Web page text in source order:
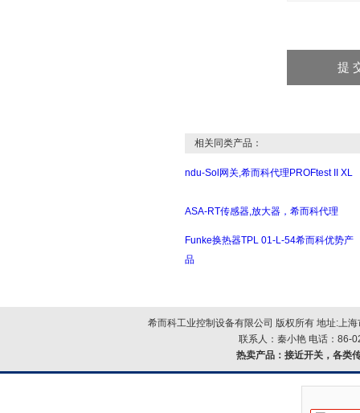
相关同类产品：
ndu-Sol网关,希而科代理PROFtest II XL
ASA-RT传感器,放大器，希而科代理
Funke换热器TPL 01-L-54希而科优势产
品
希而科工业控制设备有限公司 版权所有 地址:上
联系人：秦小艳 电话：86-
热卖产品： 接近开关，各类